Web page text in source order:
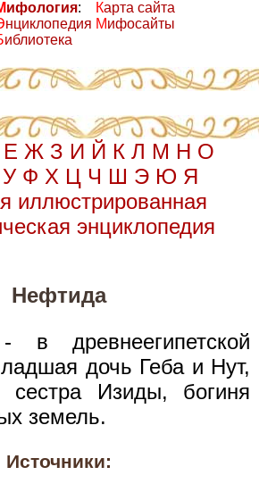
ифология:
нциклопедия
иблиотека
Карта сайта
Мифосайты
Е Ж З И Й К Л М Н О
У Ф Х Ц Ч Ш Э Ю Я
иллюстрированная
энциклопедия
Нефтида
древнеегипетской
дочь Геба и Нут,
сестра Изиды, богиня
земель.
Источники: